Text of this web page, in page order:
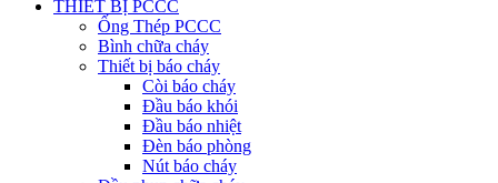
THIẾT BỊ PCCC
Ống Thép PCCC
Bình chữa cháy
Thiết bị báo cháy
Còi báo cháy
Đầu báo khói
Đầu báo nhiệt
Đèn báo phòng
Nút báo cháy